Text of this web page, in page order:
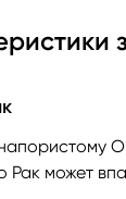
Рак может